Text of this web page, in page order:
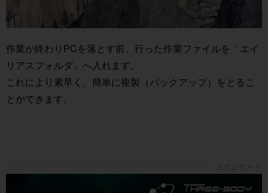
作業が終わりPCを落とす前、行った作業ファイルを「エイ
リアスフォルダ」へ入れます。
これにより素早く、簡単に複製（バックアップ）をとるこ
とができます。